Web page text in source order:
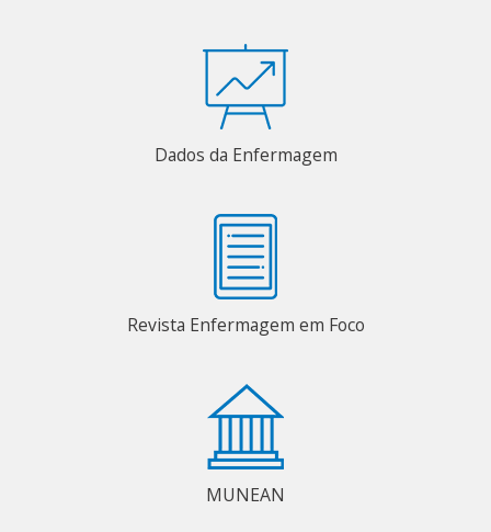
Dados da Enfermagem
Revista Enfermagem em Foco
MUNEAN